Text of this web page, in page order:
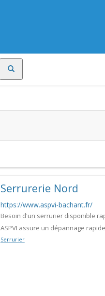
Serrurerie Nord
https://www.aspvi-bachant.fr/
Besoin d'un serrurier disponible
ASPVI assure un dépannage
Serrurier